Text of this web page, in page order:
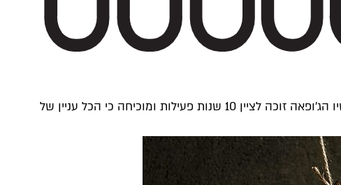
הגסטרו בר היפואי שהפך לחביב קהל הידוענים ואוהבי הלייף סטייל. התחילו כאן עם 20 מושבים ותפריט ים תיכוני חתרני ועכשיו הג'ופאה זוכה לציין 10 שנות פעילות ומוכיחה כי הכל עניין של